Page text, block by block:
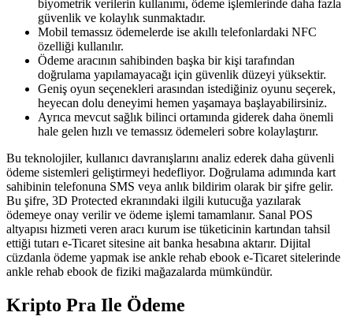
biyometrik verilerin kullanımı, ödeme işlemlerinde daha fazla
güvenlik ve kolaylık sunmaktadır.
Mobil temassız ödemelerde ise akıllı telefonlardaki NFC
özelliği kullanılır.
Ödeme aracının sahibinden başka bir kişi tarafından
doğrulama yapılamayacağı için güvenlik düzeyi yüksektir.
Geniş oyun seçenekleri arasından istediğiniz oyunu seçerek,
heyecan dolu deneyimi hemen yaşamaya başlayabilirsiniz.
Ayrıca mevcut sağlık bilinci ortamında giderek daha önemli
hale gelen hızlı ve temassız ödemeleri sobre kolaylaştırır.
Bu teknolojiler, kullanıcı davranışlarını analiz ederek daha güvenli
ödeme sistemleri geliştirmeyi hedefliyor. Doğrulama adımında kart
sahibinin telefonuna SMS veya anlık bildirim olarak bir şifre gelir.
Bu şifre, 3D Protected ekranındaki ilgili kutucuğa yazılarak
ödemeye onay verilir ve ödeme işlemi tamamlanır. Sanal POS
altyapısı hizmeti veren aracı kurum ise tüketicinin kartından tahsil
ettiği tutarı e-Ticaret sitesine ait banka hesabına aktarır. Dijital
cüzdanla ödeme yapmak ise ankle rehab ebook e-Ticaret sitelerinde
ankle rehab ebook de fiziki mağazalarda mümkündür.
Kripto Pra Ile Ödeme